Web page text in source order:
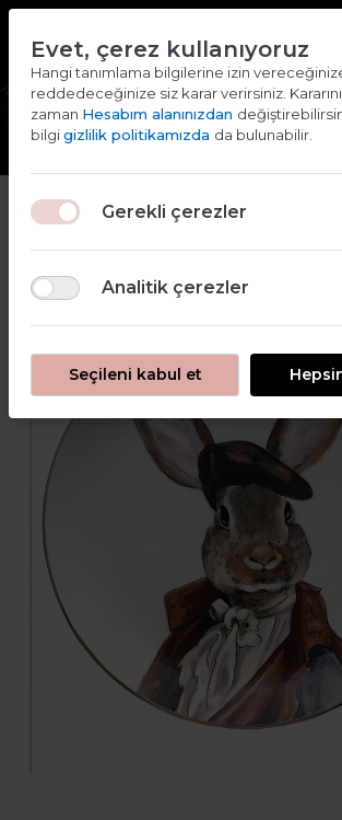
Giriş yap Kaydol
Evet, çerez kullanıyoruz
Hangi tanımlama bilgilerine izin
reddedeceğinize siz karar verirsiniz.
zaman Hesabım alanınızdan
bilgigizlilik politikamızda da bulunabilir.
Gerekli çerezler
Analitik çerezler
Seçileni kabul et